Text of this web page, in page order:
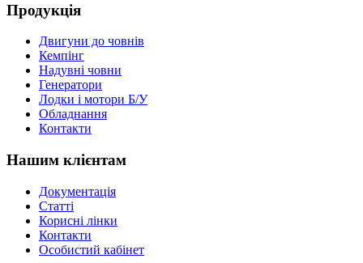
Продукція
Двигуни до човнів
Кемпінг
Надувні човни
Генератори
Лодки і мотори Б/У
Обладнання
Контакти
Нашим клієнтам
Документація
Статті
Корисні лінки
Контакти
Особистий кабінет